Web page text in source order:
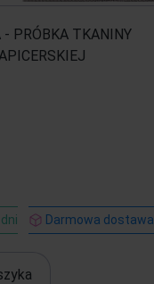
- PRÓBKA TKANINY
Darmowa dostawa